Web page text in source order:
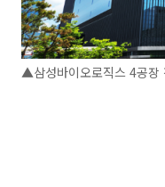
▲삼성바이오로직스 4공장